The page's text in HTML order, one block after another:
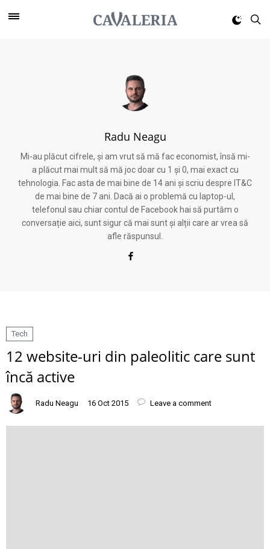
Radu Neagu
Mi-au plăcut cifrele, și am vrut să mă fac economist, însă mi-
a plăcut mai mult să mă joc doar cu 1 și 0, mai exact cu
tehnologia. Fac asta de mai bine de 14 ani și scriu despre IT&C
de mai bine de 7 ani. Dacă ai o problemă cu laptop-ul,
telefonul sau chiar contul de Facebook hai să purtăm o
conversație aici, sunt sigur că mai sunt și alții care ar vrea să
afle răspunsul.
Tech
12 website-uri din paleolitic care sunt
încă active
Radu Neagu 16 Oct 2015 Leave a comment